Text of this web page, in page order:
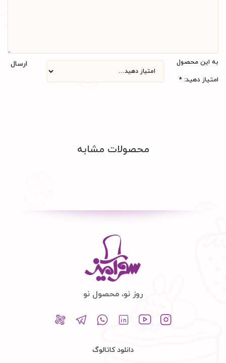
به این محصول
امتیاز دهید: *
ارسال
محصولات مشابه
روز نو، محصول نو
دانلود کاتالوگ